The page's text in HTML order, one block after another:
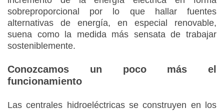
sobreproporcional por lo que hallar fuentes
alternativas de energía, en especial renovable,
suena como la medida más sensata de trabajar
sosteniblemente.
Conozcamos un poco más el
funcionamiento
Las centrales hidroeléctricas se construyen en los